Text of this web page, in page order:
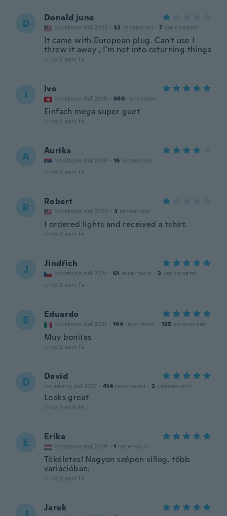
D Donald june
Iscrizione dal 2023 · 32 recensioni · 7 caricamenti
It came with European plug. Can't use I
threw it away , I'm not into returning things
circa 2 anni fa
I Ivo
Iscrizione dal 2019 · 680 recensioni
Einfach mega super guet
circa 2 anni fa
A Aurika
Iscrizione dal 2019 · 16 recensioni
circa 2 anni fa
R Robert
Iscrizione dal 2020 · 3 recensioni
I ordered lights and received a tshirt.
circa 2 anni fa
J Jindřich
Iscrizione dal 2021 · 61 recensioni · 3 caricamenti
circa 2 anni fa
E Eduardo
Iscrizione dal 2021 · 144 recensioni · 125 caricamenti
Muy bonitas
circa 2 anni fa
D David
Iscrizione dal 2017 · 414 recensioni · 2 caricamenti
Looks great
circa 2 anni fa
E Erika
Iscrizione dal 2019 · 1 recensioni
Tökéletes! Nagyon szépen villog, több
variációban.
circa 2 anni fa
Jarek